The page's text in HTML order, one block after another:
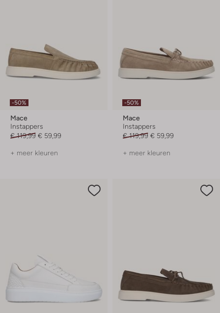
-50%
Mace
Instappers
€ 119,99 € 59,99
+ meer kleuren
-50%
Mace
Instappers
€ 119,99 € 59,99
+ meer kleuren